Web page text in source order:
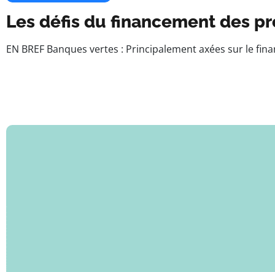
Les défis du financement des
EN BREF Banques vertes : Principalement axées sur le